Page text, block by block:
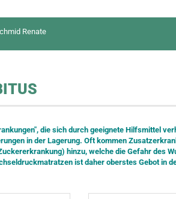
Renate
die sich durch geeignete Hilfsmittel
in der Lagerung. Oft kommen
hinzu, welche die Gefahr des
ist daher oberstes Gebot in